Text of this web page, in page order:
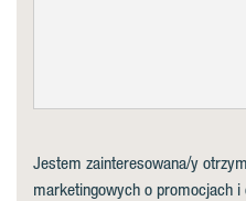
Jestem zainteresowana/y
marketingowych o promocjach i